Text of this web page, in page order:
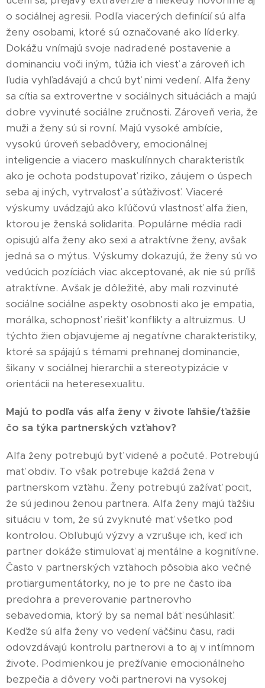
o sociálnej agresii. Podľa viacerých definícií sú alfa
ženy osobami, ktoré sú označované ako líderky.
Dokážu vnímajú svoje nadradené postavenie a
dominanciu voči iným, túžia ich viesť a zároveň ich
ľudia vyhľadávajú a chcú byť nimi vedení. Alfa ženy
sa cítia sa extrovertne v sociálnych situáciách a majú
dobre vyvinuté sociálne zručnosti. Zároveň veria, že
muži a ženy sú si rovní. Majú vysoké ambície,
vysokú úroveň sebadôvery, emocionálnej
inteligencie a viacero maskulínnych charakteristík
ako je ochota podstupovať riziko, záujem o úspech
seba aj iných, vytrvalosť a súťaživosť. Viaceré
výskumy uvádzajú ako kľúčovú vlastnosť alfa žien,
ktorou je ženská solidarita. Populárne média radi
opisujú alfa ženy ako sexi a atraktívne ženy, avšak
jedná sa o mýtus. Výskumy dokazujú, že ženy sú vo
vedúcich pozíciách viac akceptované, ak nie sú príliš
atraktívne. Avšak je dôležité, aby mali rozvinuté
sociálne sociálne aspekty osobnosti ako je empatia,
morálka, schopnosť riešiť konflikty a altruizmus. U
týchto žien objavujeme aj negatívne charakteristiky,
ktoré sa spájajú s témami prehnanej dominancie,
šikany v sociálnej hierarchii a stereotypizácie v
orientácii na heteresexualitu.
Majú to podľa vás alfa ženy v živote ľahšie/ťažšie
čo sa týka partnerských vzťahov?
Alfa ženy potrebujú byť videné a počuté. Potrebujú
mať obdiv. To však potrebuje každá žena v
partnerskom vzťahu. Ženy potrebujú zažívať pocit,
že sú jedinou ženou partnera. Alfa ženy majú ťažšiu
situáciu v tom, že sú zvyknuté mať všetko pod
kontrolou. Obľubujú výzvy a vzrušuje ich, keď ich
partner dokáže stimulovať aj mentálne a kognitívne.
Často v partnerských vzťahoch pôsobia ako večné
protiargumentátorky, no je to pre ne často iba
predohra a preverovanie partnerovho
sebavedomia, ktorý by sa nemal báť nesúhlasiť.
Keďže sú alfa ženy vo vedení väčšinu času, radi
odovzdávajú kontrolu partnerovi a to aj v intímnom
živote. Podmienkou je prežívanie emocionálneho
bezpečia a dôvery voči partnerovi na vysokej